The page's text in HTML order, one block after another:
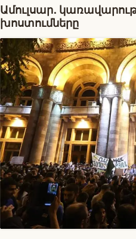
Ամուլսար․
խոստումները